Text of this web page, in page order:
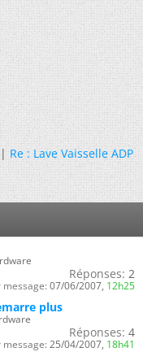
Re : Lave Vaisselle ADP
Réponses: 2
07/06/2007, 12h25
plus
Réponses: 4
25/04/2007, 18h41